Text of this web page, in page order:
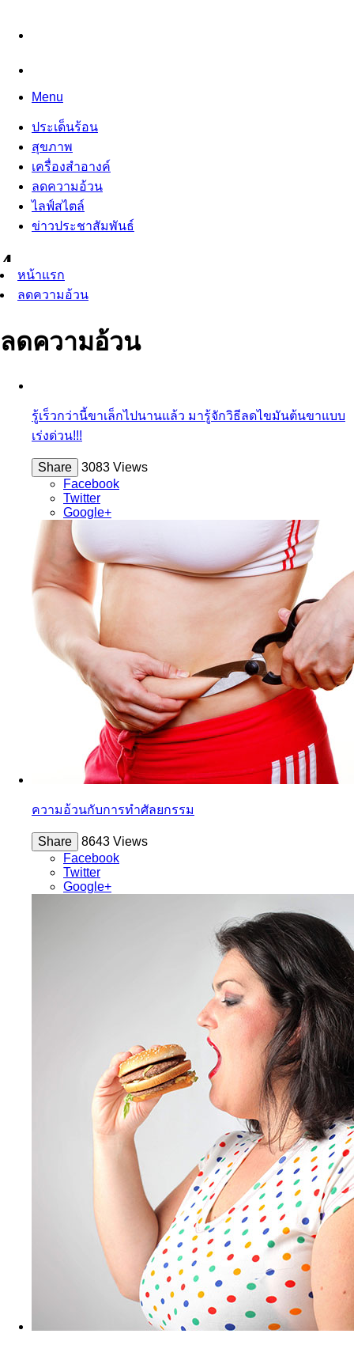
Menu
ประเด็นร้อน
สุขภาพ
เครื่องสำอางค์
ลดความอ้วน
ไลฟ์สไตล์
ข่าวประชาสัมพันธ์
หน้าแรก
ลดความอ้วน
ลดความอ้วน
รู้เร็วกว่านี้ขาเล็กไปนานแล้ว มารู้จักวิธีลดไขมันต้นขาแบบ
เร่งด่วน!!!
Share
3083 Views
Facebook
Twitter
Google+
ความอ้วนกับการทำศัลยกรรม
Share
8643 Views
Facebook
Twitter
Google+